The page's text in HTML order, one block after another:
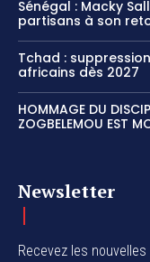
Sénégal : Macky
partisans à son
Tchad :
africains dès 2027
HOMMAGE DU
ZOGBELEMOU EST
Newsletter
Recevez les